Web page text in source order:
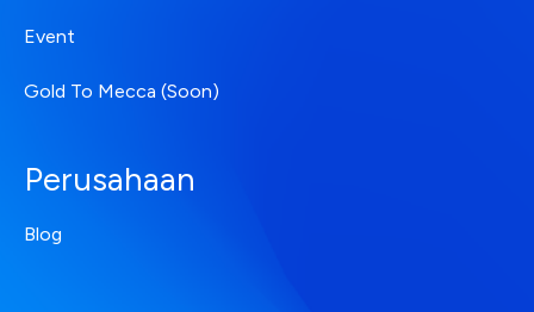
Event
Gold To Mecca (Soon)
Perusahaan
Blog